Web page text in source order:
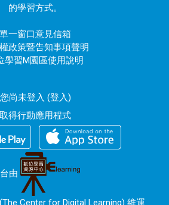
的學習方式。
單一窗口意見信箱
政策暨告知事項聲明
學習M園區使用說明
您尚未登入 (登入)
取得行動應用程式
由
Center for Digital Learning) 維運